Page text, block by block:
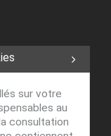
sur votre
au
consultation